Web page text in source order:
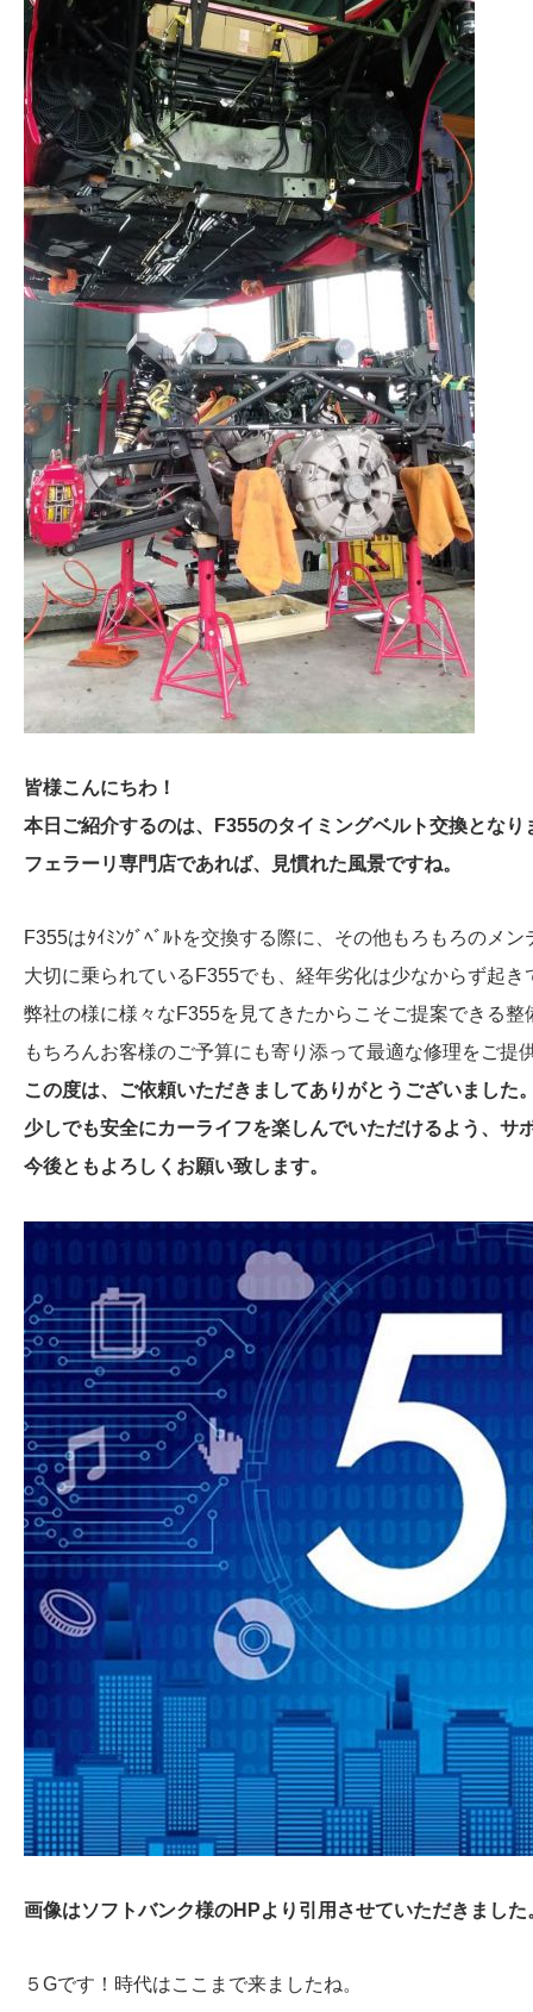
皆様こんにちわ！
本日ご紹介するのは、F355のタイミングベルト交換となり
フェラーリ専門店であれば、見慣れた風景ですね。
F355はﾀｲﾐﾝｸﾞﾍﾞﾙﾄを交換する際に、その他もろもろのメ
大切に乗られているF355でも、経年劣化は少なからず起き
弊社の様に様々なF355を見てきたからこそご提案できる整
もちろんお客様のご予算にも寄り添って最適な修理をご提
この度は、ご依頼いただきましてありがとうございました
少しでも安全にカーライフを楽しんでいただけるよう、サ
今後ともよろしくお願い致します。
画像はソフトバンク様のHPより引用させていただきました
５Gです！時代はここまで来ましたね。